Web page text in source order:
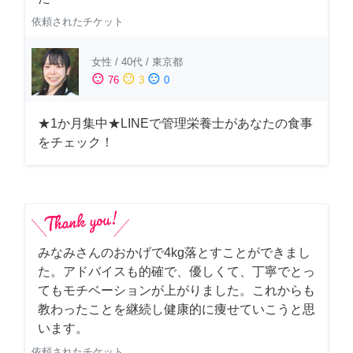
依頼されたチケット
女性 / 40代 / 東京都
sentiment_satisfied 76 sentiment_neutral 3 sentiment_dissatisfied 0
★1か月集中★LINEで管理栄養士があなたの食事
をチェック！
みなみさんのおかげで4kg落とすことができまし
た。アドバイスも的確で、優しくて、丁寧でとっ
てもモチベーションが上がりました。これからも
教わったことを継続し健康的に痩せていこうと思
います。